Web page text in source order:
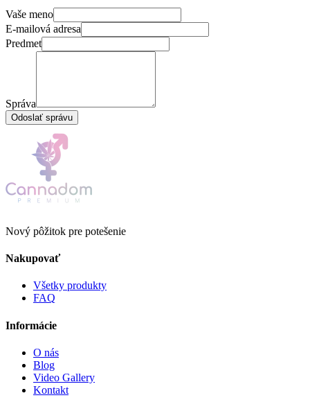
Vaše meno
E-mailová adresa
Predmet
Správa
Odoslať správu
Nový pôžitok pre potešenie
Nakupovať
Všetky produkty
FAQ
Informácie
O nás
Blog
Video Gallery
Kontakt